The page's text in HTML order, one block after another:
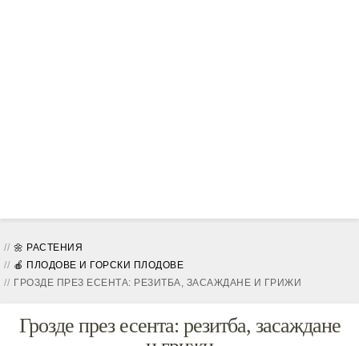
🌼 РАСТЕНИЯ
🍎 ПЛОДОВЕ И ГОРСКИ ПЛОДОВЕ
ГРОЗДЕ ПРЕЗ ЕСЕНТА: РЕЗИТБА, ЗАСАЖДАНЕ И ГРИЖИ
Грозде през есента: резитба, засаждане